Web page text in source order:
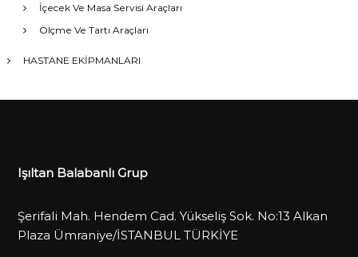
İçecek Ve Masa Servisi Araçları
Ölçme Ve Tartı Araçları
HASTANE EKİPMANLARI
Işıltan Balabanlı Grup
Şerifali Mah. Hendem Cad. Yükseliş Sok. No:13 Alkan
Plaza Ümraniye/İSTANBUL TÜRKİYE